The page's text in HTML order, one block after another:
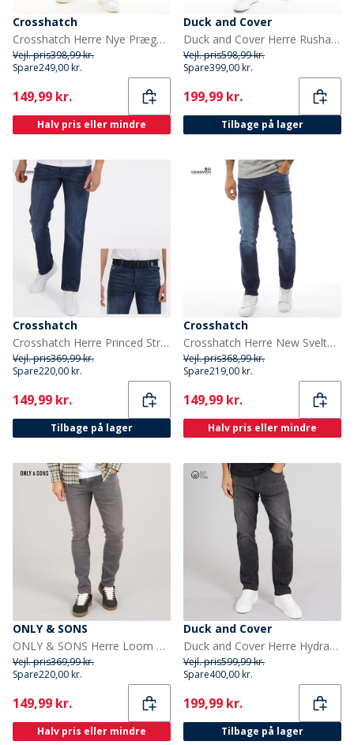
Crosshatch
Crosshatch Herre Nye Prægede Techno Straight Fit Jeans Mørk Vask
Vejl. pris398,99 kr.
Spare249,00 kr.
Current
149,99 kr.
Halv pris eller mindre
Duck and Cover
Duck and Cover Herre Rushawn Jeans med Afslappet Pasform Sort
Vejl. pris598,99 kr.
Spare399,00 kr.
Current
199,99 kr.
Tilbage på lager
Crosshatch
Crosshatch Herre Princed Straight Fit Jeans Mørk Vask
Vejl. pris369,99 kr.
Spare220,00 kr.
Current
149,99 kr.
Tilbage på lager
Crosshatch
Crosshatch Herre New Svelte Skinny Jeans Mørkvasket Denim
Vejl. pris368,99 kr.
Spare219,00 kr.
Current
149,99 kr.
Halv pris eller mindre
ONLY & SONS
ONLY & SONS Herre Loom Slim Fit Jeans Grey Denim
Vejl. pris369,99 kr.
Spare220,00 kr.
Current
149,99 kr.
Halv pris eller mindre
Duck and Cover
Duck and Cover Herre Hydras Jeans Med Lige Ben Sort
Vejl. pris599,99 kr.
Spare400,00 kr.
Current
199,99 kr.
Tilbage på lager